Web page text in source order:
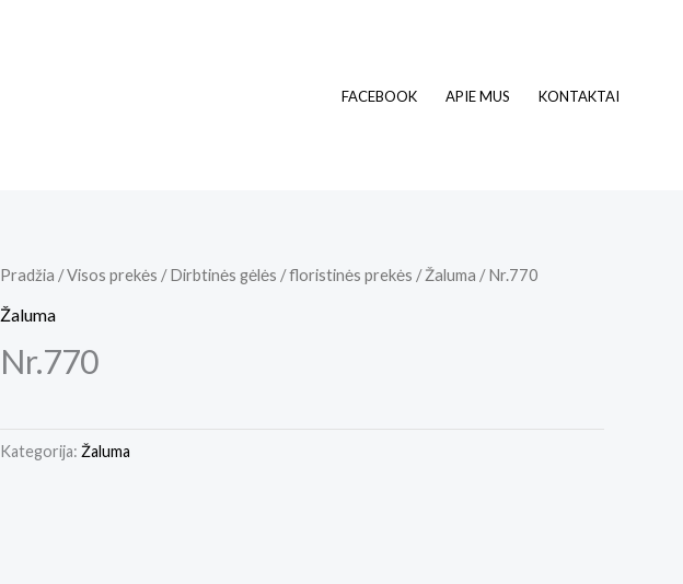
FACEBOOK APIE MUS KONTAKTAI
Pradžia /Visos prekės /Dirbtinės gėlės / floristinės prekės /Žaluma / Nr.770
Žaluma
Nr.770
Kategorija: Žaluma